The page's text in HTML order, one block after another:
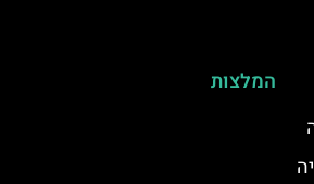
המלצות